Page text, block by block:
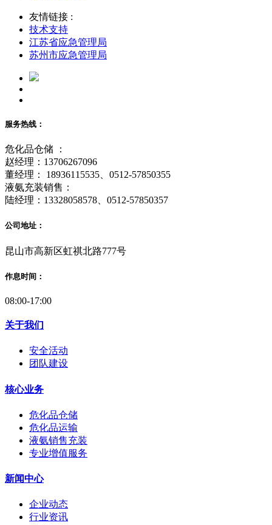
友情链接 :
技术支持
江苏省应急管理局
苏州市应急管理局
服务热线：
危化品仓储 ：
赵经理：13706267096
董经理： 18936115535、0512-57850355
液氨充装销售：
陆经理：13328058578、0512-57850357
公司地址：
昆山市高新区虹祺北路777号
作息时间：
08:00-17:00
关于我们
安全活动
团队建设
核心业务
危化品仓储
危化品运输
液氨销售充装
专业增值服务
新闻中心
企业动态
行业资讯